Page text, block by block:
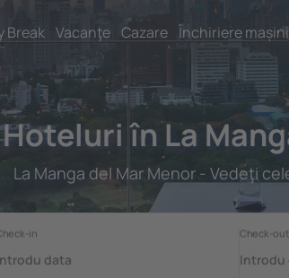
Break Vacanţe Cazare Închiriere mașini
Hoteluri în La
La Manga del Mar Menor - Vedeţi